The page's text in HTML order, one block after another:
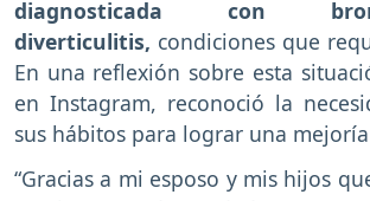
diagnosticada con
diverticulitis, condiciones que
En una reflexión sobre esta
en Instagram, reconoció la
sus hábitos para lograr una
“Gracias a mi esposo y mis hijos